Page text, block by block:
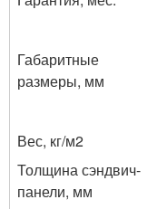
Габаритные
размеры, мм
Вес, кг/м2
Толщина сэндвич-
панели, мм